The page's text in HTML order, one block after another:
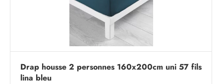
Drap housse 2 personnes 160x200cm uni 57 fils
lina bleu